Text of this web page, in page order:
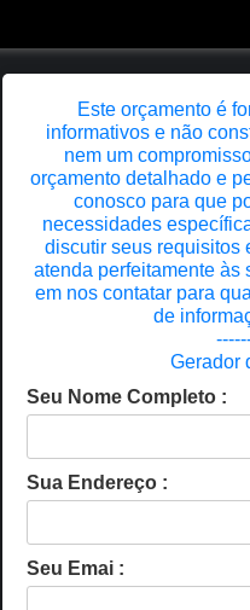
Este orçamento é
informativos e não
nem um
orçamento detalhado e
conosco para que
necessidades
discutir seus requisitos
atenda perfeitamente às
em nos contatar para
de
Gerador
Seu Nome Completo :
Sua Endereço :
Seu Emai :